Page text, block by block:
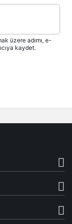
üzere adımı, e-
kaydet.